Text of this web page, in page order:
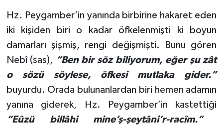
Hz. Peygamber’in yanında birbirine hakaret eden
iki kişiden biri o kadar öfkelenmişti ki boyun
damarları şişmiş, rengi değişmişti. Bunu gören
Nebî (sas), “Ben bir söz biliyorum, eğer şu zât
o sözü söylese, öfkesi mutlaka gider.”
buyurdu. Orada bulunanlardan biri hemen adamın
yanına giderek, Hz. Peygamber’in kastettiği
“Eûzü billâhi mine’ş-şeytâni’r-racîm.”